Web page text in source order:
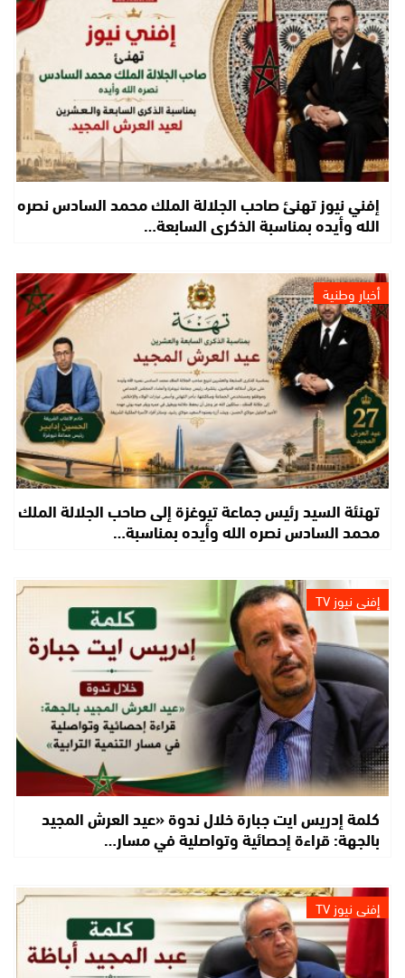
إفني نيوز تهنئ صاحب الجلالة الملك محمد السادس نصره
الله وأيده بمناسبة الذكرى السابعة…
أخبار وطنية
تهنئة السيد رئيس جماعة تيوغزة إلى صاحب الجلالة الملك
محمد السادس نصره الله وأيده بمناسبة…
إفني نيوز TV
كلمة إدريس ايت جبارة خلال ندوة «عيد العرش المجيد
بالجهة: قراءة إحصائية وتواصلية في مسار…
إفني نيوز TV